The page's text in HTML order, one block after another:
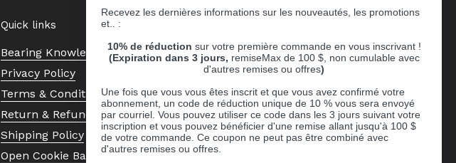
Quick links
Bearing Knowledge Center
Privacy Policy
Terms & Conditions
Return & Refund Policy
Shipping Policy
Open Cookie Banner
Recevez les dernières informations sur les nouveautés, les promotions
et.. :
10% de réduction sur votre première commande en vous inscrivant !
(Expiration dans 3 jours, remiseMax de 100 $, non cumulable avec
d'autres remises ou offres)
Une fois que vous vous êtes inscrit et que vous avez confirmé votre
abonnement, un code de réduction unique de 10 % vous sera envoyé
par courriel. Vous pouvez utiliser ce code dans les 3 jours suivant votre
inscription et vous pouvez bénéficier d'une remise allant jusqu'à 100 $
de votre commande. Ce coupon ne peut pas être combiné avec
d'autres remises ou offres.